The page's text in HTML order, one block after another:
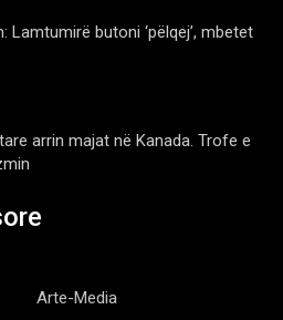
butoni ‘pëlqej’, mbetet
arrin majat në Kanada. Trofe e
Arte-Media